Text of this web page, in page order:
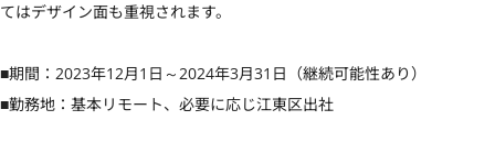
てはデザイン面も重視されます。
■期間：2023年12月1日～2024年3月31日（継続可能性あり）
■勤務地：基本リモート、必要に応じ江東区出社